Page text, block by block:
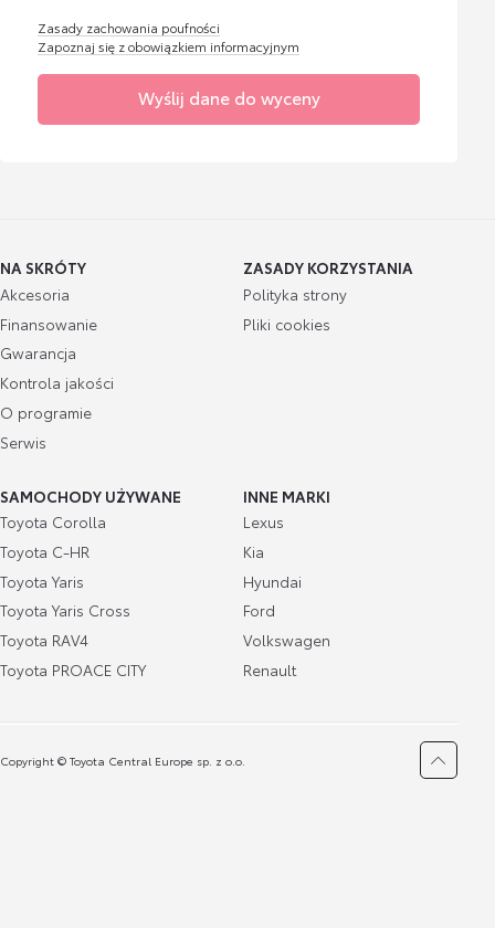
Zasady zachowania poufności
Zapoznaj się z obowiązkiem informacyjnym
Wyślij dane do wyceny
NA SKRÓTY
Akcesoria
Finansowanie
Gwarancja
Kontrola jakości
O programie
Serwis
ZASADY KORZYSTANIA
Polityka strony
Pliki cookies
SAMOCHODY UŻYWANE
Toyota Corolla
Toyota C-HR
Toyota Yaris
Toyota Yaris Cross
Toyota RAV4
Toyota PROACE CITY
INNE MARKI
Lexus
Kia
Hyundai
Ford
Volkswagen
Renault
Copyright © Toyota Central Europe sp. z o.o.